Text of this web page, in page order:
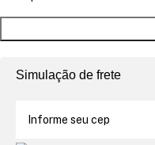
Simulação de frete